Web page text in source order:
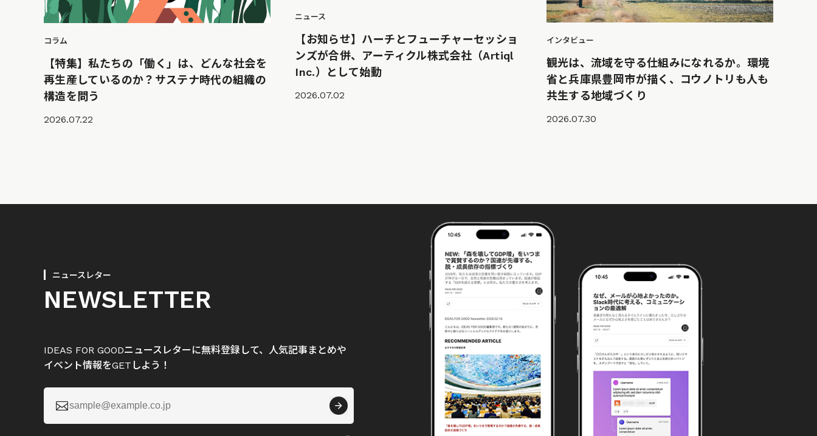
コラム
【特集】私たちの「働く」は、どんな社会を
再生産しているのか？サステナ時代の組織の
構造を問う
2026.07.22
ニュース
【お知らせ】ハーチとフューチャーセッショ
ンズが合併、アーティクル株式会社（Artiql
Inc.）として始動
2026.07.02
インタビュー
観光は、流域を守る仕組みになれるか。環境
省と兵庫県豊岡市が描く、コウノトリも人も
共生する地域づくり
2026.07.30
ニュースレター
NEWSLETTER
IDEAS FOR GOODニュースレターに無料登録して、人気記事まとめや
イベント情報をGETしよう！
